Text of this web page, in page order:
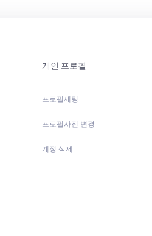
개인 프로필
프로필세팅
프로필사진 변경
계정 삭제